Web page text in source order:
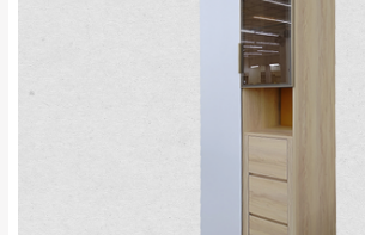
$ 9,000以下：
NT$500元
＊A108產品另收運費
配送天數：5~14天
到貨時間：指定送貨日當天以電
若您選擇三聯式或索取兩聯式發票，
完成出貨15個工作天另行寄出，另外
工作天內送達，如遇國定假日將順延
若收到不良品，請於到貨日起